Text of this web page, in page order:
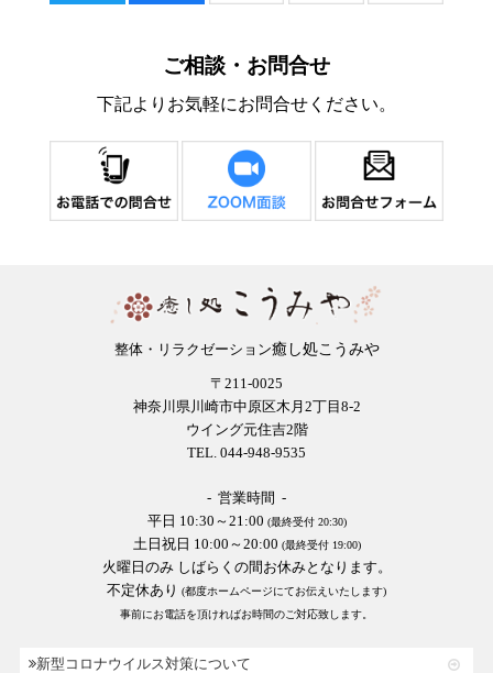
ご相談・お問合せ
下記よりお気軽にお問合せください。
整体・リラクゼーション癒し処こうみや
〒211-0025
神奈川県川崎市中原区木月2丁目8-2
ウイング元住吉2階
TEL. 044-948-9535
- 営業時間 -
平日 10:30～21:00 (最終受付 20:30)
土日祝日 10:00～20:00 (最終受付 19:00)
火曜日のみ しばらくの間お休みとなります。
不定休あり (都度ホームページにてお伝えいたします)
事前にお電話を頂ければお時間のご対応致します。
新型コロナウイルス対策について